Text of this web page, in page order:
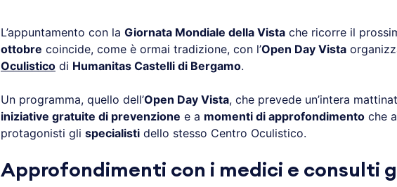
L’appuntamento con la Giornata Mondiale della Vista che ricorre il
ottobre coincide, come è ormai tradizione, con l’Open Day Vista
Oculistico di Humanitas Castelli di Bergamo.
Un programma, quello dell’Open Day Vista, che prevede un’intera
iniziative gratuite di prevenzione e a momenti di approfondimento che
protagonisti gli specialisti dello stesso Centro Oculistico.
Approfondimenti con i medici e consulti